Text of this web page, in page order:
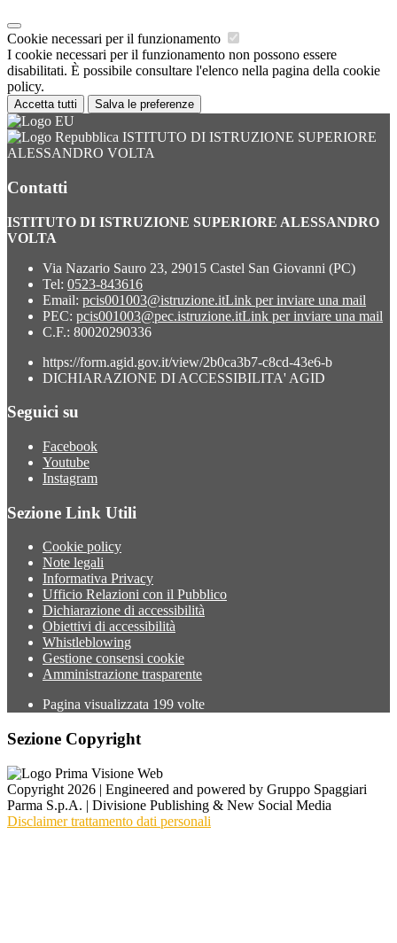
Cookie necessari per il funzionamento
I cookie necessari per il funzionamento non possono essere
disabilitati. È possibile consultare l'elenco nella pagina della cookie
policy.
Accetta tutti Salva le preferenze
ISTITUTO DI ISTRUZIONE SUPERIORE
ALESSANDRO VOLTA
Contatti
ISTITUTO DI ISTRUZIONE SUPERIORE ALESSANDRO
VOLTA
Via Nazario Sauro 23, 29015 Castel San Giovanni (PC)
Tel: 0523-843616
Email: pcis001003@istruzione.itLink per inviare una mail
PEC: pcis001003@pec.istruzione.itLink per inviare una mail
C.F.: 80020290336
https://form.agid.gov.it/view/2b0ca3b7-c8cd-43e6-b
DICHIARAZIONE DI ACCESSIBILITA' AGID
Seguici su
Facebook
Youtube
Instagram
Sezione Link Utili
Cookie policy
Note legali
Informativa Privacy
Ufficio Relazioni con il Pubblico
Dichiarazione di accessibilità
Obiettivi di accessibilità
Whistleblowing
Gestione consensi cookie
Amministrazione trasparente
Pagina visualizzata 199 volte
Sezione Copyright
Copyright 2026 | Engineered and powered by Gruppo Spaggiari
Parma S.p.A. | Divisione Publishing & New Social Media
Disclaimer trattamento dati personali